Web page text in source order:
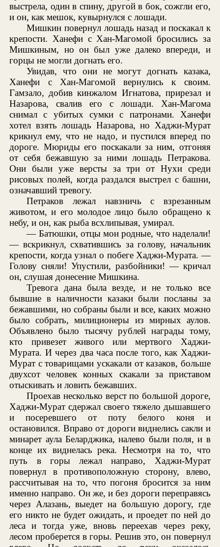
выстрела, один в спину, другой в бок, сожгли его,
и он, как мешок, кувырнулся с лошади.
Мишкин повернул лошадь назад и поскакал к
крепости. Ханефи с Хан-Магомой бросились за
Мишкиным, но он был уже далеко впереди, и
горцы не могли догнать его.
Увидав, что они не могут догнать казака,
Ханефи с Хан-Магомой вернулись к своим.
Гамзало, добив кинжалом Игнатова, прирезал и
Назарова, свалив его с лошади. Хан-Магома
снимал с убитых сумки с патронами. Ханефи
хотел взять лошадь Назарова, но Хаджи-Мурат
крикнул ему, что не надо, и пустился вперед по
дороге. Мюриды его поскакали за ним, отгоняя
от себя бежавшую за ними лошадь Петракова.
Они были уже версты за три от Нухи среди
рисовых полей, когда раздался выстрел с башни,
означавший тревогу.
Петраков лежал навзничь с взрезанным
животом, и его молодое лицо было обращено к
небу, и он, как рыба всхлипывая, умирал.
— Батюшки, отцы мои родные, что наделали!
— вскрикнул, схватившись за голову, начальник
крепости, когда узнал о побеге Хаджи-Мурата. —
Голову сняли! Упустили, разбойники! — кричал
он, слушая донесение Мишкина.
Тревога дана была везде, и не только все
бывшие в наличности казаки были посланы за
бежавшими, но собраны были и все, каких можно
было собрать, милиционеры из мирных аулов.
Объявлено было тысячу рублей награды тому,
кто привезет живого или мертвого Хаджи-
Мурата. И через два часа после того, как Хаджи-
Мурат с товарищами ускакали от казаков, больше
двухсот человек конных скакали за приставом
отыскивать и ловить бежавших.
Проехав несколько верст по большой дороге,
Хаджи-Мурат сдержал своего тяжело дышавшего
и посеревшего от поту белого коня и
остановился. Вправо от дороги виднелись сакли и
минарет аула Беларджика, налево были поля, и в
конце их виднелась река. Несмотря на то, что
путь в горы лежал направо, Хаджи-Мурат
повернул в противоположную сторону, влево,
рассчитывая на то, что погоня бросится за ним
именно направо. Он же, и без дороги переправясь
через Алазань, выедет на большую дорогу, где
его никто не будет ожидать, и проедет по ней до
леса и тогда уже, вновь переехав через реку,
лесом проберется в горы. Решив это, он повернул